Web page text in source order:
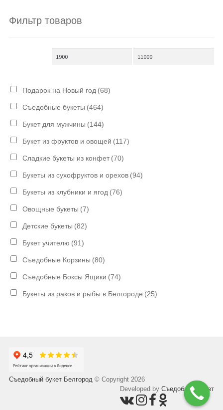
Фильтр товаров
Подарок на Новый год (68)
Съедобные букеты (464)
Букет для мужчины (144)
Букет из фруктов и овощей (117)
Сладкие букеты из конфет (70)
Букеты из сухофруктов и орехов (94)
Букеты из клубники и ягод (76)
Овощные букеты (7)
Детские букеты (82)
Букет учителю (91)
Съедобные Корзины (80)
Съедобные Боксы Ящики (74)
Букеты из раков и рыбы в Белгороде (25)
Съедобный букет Белгород © Copyright 2026
Developed byСъедобный букет